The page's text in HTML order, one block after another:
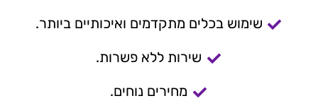
שימוש בכלים מתקדמים ואיכותיים ביותר.
שירות ללא פשרות.
מחירים נוחים.